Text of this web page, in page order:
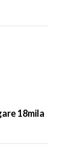
18mila